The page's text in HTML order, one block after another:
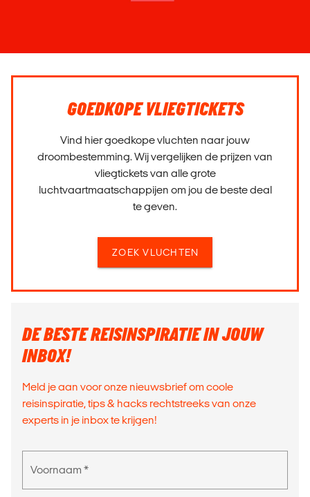
GOEDKOPE VLIEGTICKETS
Vind hier goedkope vluchten naar jouw
droombestemming. Wij vergelijken de prijzen van
vliegtickets van alle grote
luchtvaartmaatschappijen om jou de beste deal
te geven.
ZOEK VLUCHTEN
DE BESTE REISINSPIRATIE IN JOUW
INBOX!
Meld je aan voor onze nieuwsbrief om coole
reisinspiratie, tips & hacks rechtstreeks van onze
experts in je inbox te krijgen!
Voornaam *